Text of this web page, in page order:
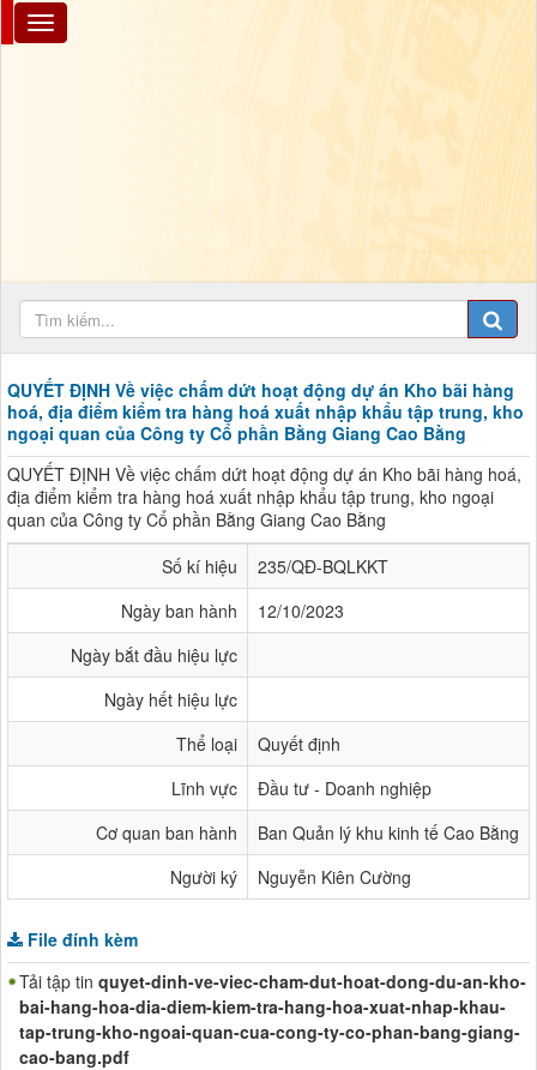
QUYẾT ĐỊNH Về việc chấm dứt hoạt động dự án Kho bãi hàng
hoá, địa điểm kiểm tra hàng hoá xuất nhập khẩu tập trung, kho
ngoại quan của Công ty Cổ phần Bằng Giang Cao Bằng
QUYẾT ĐỊNH Về việc chấm dứt hoạt động dự án Kho bãi hàng hoá,
địa điểm kiểm tra hàng hoá xuất nhập khẩu tập trung, kho ngoại
quan của Công ty Cổ phần Bằng Giang Cao Bằng
Số kí hiệu
235/QĐ-BQLKKT
Ngày ban hành
12/10/2023
Ngày bắt đầu hiệu lực
Ngày hết hiệu lực
Thể loại
Quyết định
Lĩnh vực
Đầu tư - Doanh nghiệp
Cơ quan ban hành
Ban Quản lý khu kinh tế Cao Bằng
Người ký
Nguyễn Kiên Cường
File đính kèm
Tải tập tin quyet-dinh-ve-viec-cham-dut-hoat-dong-du-an-kho-
bai-hang-hoa-dia-diem-kiem-tra-hang-hoa-xuat-nhap-khau-
tap-trung-kho-ngoai-quan-cua-cong-ty-co-phan-bang-giang-
cao-bang.pdf